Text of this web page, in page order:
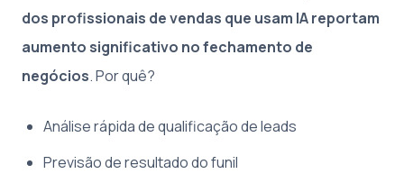
dos profissionais de vendas que usam IA reportam
aumento significativo no fechamento de
negócios. Por quê?
Análise rápida de qualificação de leads
Previsão de resultado do funil